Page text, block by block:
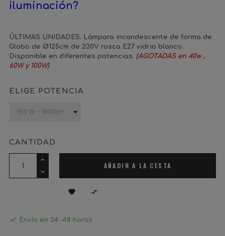
iluminación?
ÚLTIMAS UNIDADES. Lámpara incandescente de forma de
Globo de Ø125cm de 230V rosca E27 vidrio blanco.
Disponible en diferentes potencias. (AGOTADAS en 40w ,
60W y 100W)
ELIGE POTENCIA
CANTIDAD
AÑADIR A LA CESTA
 
 Envío en 24 -48 horas